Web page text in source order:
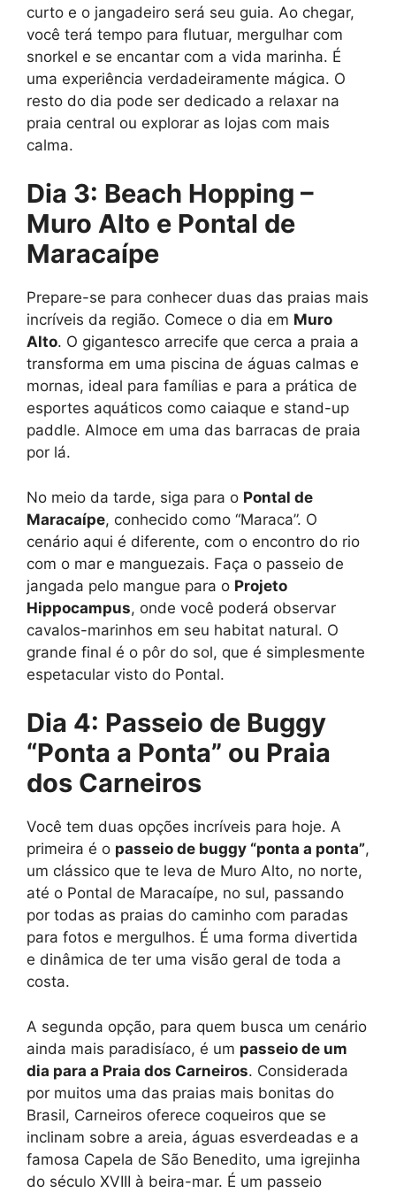
curto e o jangadeiro será seu guia. Ao chegar,
você terá tempo para flutuar, mergulhar com
snorkel e se encantar com a vida marinha. É
uma experiência verdadeiramente mágica. O
resto do dia pode ser dedicado a relaxar na
praia central ou explorar as lojas com mais
calma.
Dia 3: Beach Hopping –
Muro Alto e Pontal de
Maracaípe
Prepare-se para conhecer duas das praias mais
incríveis da região. Comece o dia em Muro
Alto. O gigantesco arrecife que cerca a praia a
transforma em uma piscina de águas calmas e
mornas, ideal para famílias e para a prática de
esportes aquáticos como caiaque e stand-up
paddle. Almoce em uma das barracas de praia
por lá.
No meio da tarde, siga para o Pontal de
Maracaípe, conhecido como “Maraca”. O
cenário aqui é diferente, com o encontro do rio
com o mar e manguezais. Faça o passeio de
jangada pelo mangue para o Projeto
Hippocampus, onde você poderá observar
cavalos-marinhos em seu habitat natural. O
grande final é o pôr do sol, que é simplesmente
espetacular visto do Pontal.
Dia 4: Passeio de Buggy
“Ponta a Ponta” ou Praia
dos Carneiros
Você tem duas opções incríveis para hoje. A
primeira é o passeio de buggy “ponta a ponta”,
um clássico que te leva de Muro Alto, no norte,
até o Pontal de Maracaípe, no sul, passando
por todas as praias do caminho com paradas
para fotos e mergulhos. É uma forma divertida
e dinâmica de ter uma visão geral de toda a
costa.
A segunda opção, para quem busca um cenário
ainda mais paradisíaco, é um passeio de um
dia para a Praia dos Carneiros. Considerada
por muitos uma das praias mais bonitas do
Brasil, Carneiros oferece coqueiros que se
inclinam sobre a areia, águas esverdeadas e a
famosa Capela de São Benedito, uma igrejinha
do século XVIII à beira-mar. É um passeio